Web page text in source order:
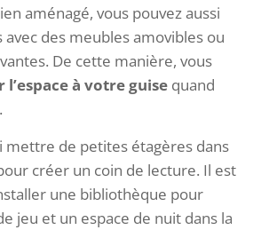
aménagé, vous pouvez aussi
avec des meubles amovibles ou
De cette manière, vous
à votre guise quand
mettre de petites étagères dans
créer un coin de lecture. Il est
une bibliothèque pour
jeu et un espace de nuit dans la